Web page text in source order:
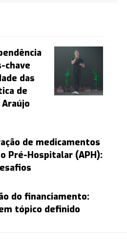
chave
das
de
de medicamentos
Pré-Hospitalar (APH):
do financiamento:
tópico definido